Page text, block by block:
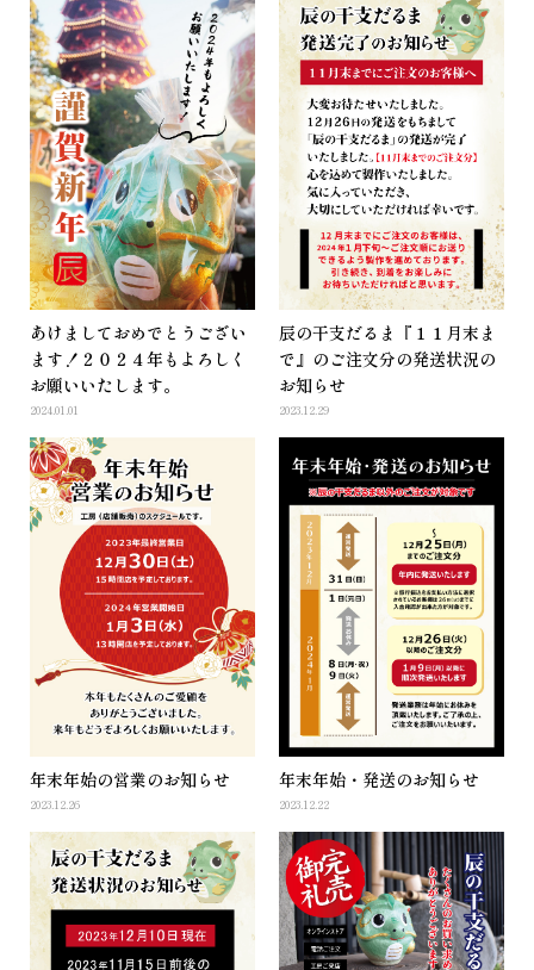
あけましておめでとうござい
ます！２０２４年もよろしく
お願いいたします。
2024.01.01
辰の干支だるま『１１月末ま
で』のご注文分の発送状況の
お知らせ
2023.12.29
年末年始の営業のお知らせ
2023.12.26
年末年始・発送のお知らせ
2023.12.22